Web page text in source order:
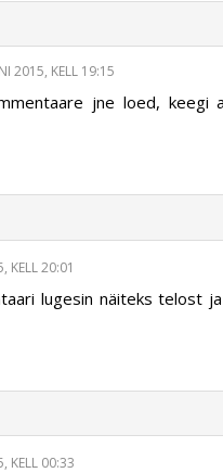
2015, KELL 19:15
jne loed,
KELL 20:01
lugesin näiteks telost
KELL 00:33